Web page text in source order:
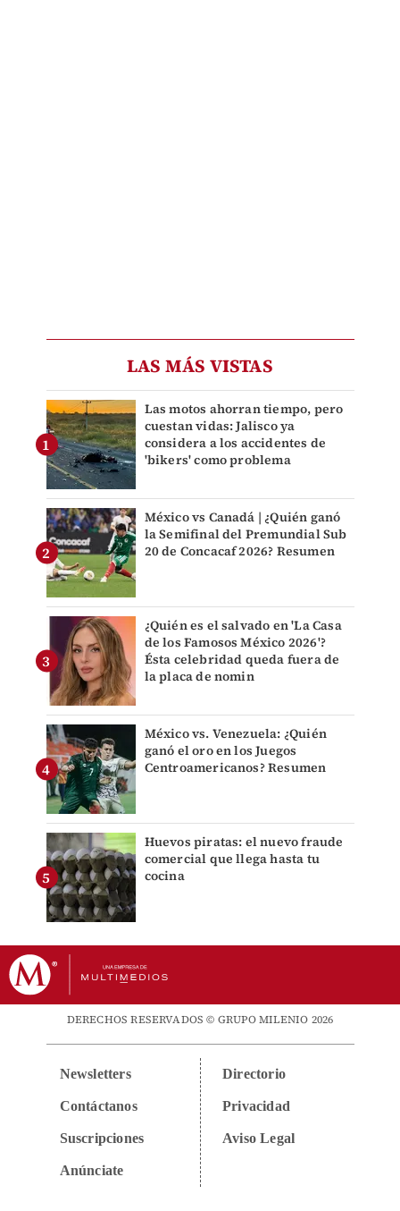
LAS MÁS VISTAS
Las motos ahorran tiempo, pero
cuestan vidas: Jalisco ya
considera a los accidentes de
'bikers' como problema
México vs Canadá | ¿Quién ganó
la Semifinal del Premundial Sub
20 de Concacaf 2026? Resumen
¿Quién es el salvado en 'La Casa
de los Famosos México 2026'?
Ésta celebridad queda fuera de
la placa de nomin
México vs. Venezuela: ¿Quién
ganó el oro en los Juegos
Centroamericanos? Resumen
Huevos piratas: el nuevo fraude
comercial que llega hasta tu
cocina
DERECHOS RESERVADOS © GRUPO MILENIO 2026
Newsletters
Contáctanos
Suscripciones
Anúnciate
Directorio
Privacidad
Aviso Legal